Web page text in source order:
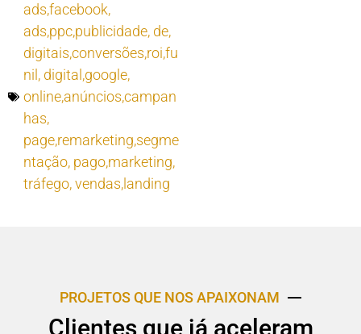
ads,facebook,
ads,ppc,publicidade, de,
digitais,conversões,roi,fu
nil , digital,google,
online,anúncios,campan
has,
page,remarketing,segme
ntação, pago,marketing,
tráfego,vendas,landing
PROJETOS QUE NOS APAIXONAM
Clientes que já aceleram